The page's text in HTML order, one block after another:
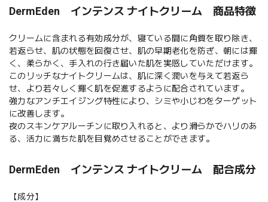
DermEden インテンス ナイトクリーム 商品特徴
クリームに含まれる有効成分が、寝ている間に角質を取り除き、
若返らせ、肌の状態を回復させ、肌の早期老化を防ぎ、朝には輝
く、柔らかく、手入れの行き届いた肌を実感していただけます。
このリッチなナイトクリームは、肌に深く潤いを与えて若返ら
せ、より若々しく輝く肌を促進するように配合されています。
強力なアンチエイジング特性により、シミや小じわをターゲット
に改善します。
夜のスキンケアルーチンに取り入れると、より滑らかでハリのあ
る、活力に満ちた肌を目覚めさせることができます。
DermEden インテンス ナイトクリーム 配合成分
【成分】